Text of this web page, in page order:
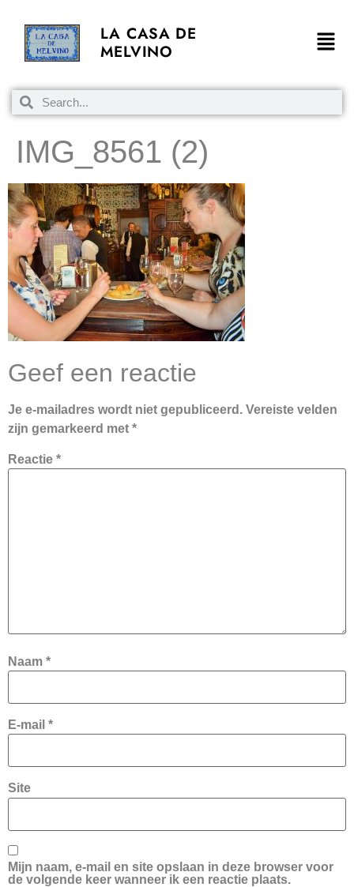
LA CASA DE
MELVINO
IMG_8561 (2)
Geef een reactie
Je e-mailadres wordt niet gepubliceerd. Vereiste velden
zijn gemarkeerd met *
Reactie *
Naam *
E-mail *
Site
Mijn naam, e-mail en site opslaan in deze browser voor
de volgende keer wanneer ik een reactie plaats.